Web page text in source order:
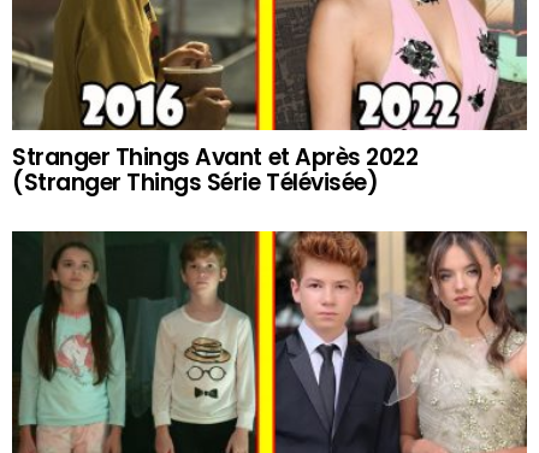
Stranger Things Avant et Après 2022
(Stranger Things Série Télévisée)